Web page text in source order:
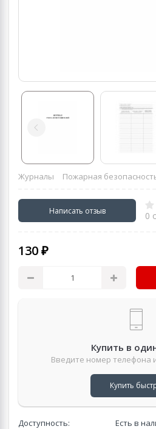
Журналы Пожарная
Написать отзыв 0
130 ₽
Купить в
Введите номер телефона
Купить
Доступность: Есть в